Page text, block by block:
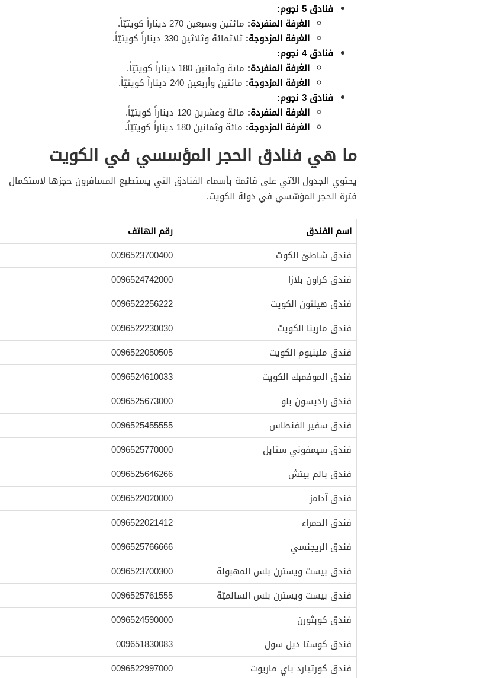
فنادق 5 نجوم:
الغرفة المنفردة: مائتين وسبعين 270 ديناراً كويتيّاً.
الغرفة المزدوجة: ثلاثمائة وثلاثين 330 ديناراً كويتيّاً.
فنادق 4 نجوم:
الغرفة المنفردة: مائة وثمانين 180 ديناراً كويتيّاً.
الغرفة المزدوجة: مائتين وأربعين 240 ديناراً كويتيّاً.
فنادق 3 نجوم:
الغرفة المنفردة: مائة وعشرين 120 ديناراً كويتيّاً.
الغرفة المزدوجة: مائة وثمانين 180 ديناراً كويتيّاً.
ما هي فنادق الحجر المؤسسي في الكويت
يحتوي الجدول الآتي على قائمة بأسماء الفنادق التي يستطيع المسافرون حجزها لاستكمال
فترة الحجر المؤسّسي في دولة الكويت.
اسم الفندق
رقم الهاتف
فندق شاطئ الكوت
0096523700400
فندق كراون بلازا
0096524742000
فندق هيلتون الكويت
0096522256222
فندق مارينا الكويت
0096522230030
فندق ملينيوم الكويت
0096522050505
فندق الموفمبك الكويت
0096524610033
فندق راديسون بلو
0096525673000
فندق سفير الفنطاس
0096525455555
فندق سيمفوني ستايل
0096525770000
فندق بالم بيتش
0096525646266
فندق آدامز
0096522020000
فندق الحمراء
0096522021412
فندق الريجنسي
0096525766666
فندق بيست ويسترن بلس المهبولة
0096523700300
فندق بيست ويسترن بلس السالميّة
0096525761555
فندق كوبثورن
0096524590000
فندق كوستا ديل سول
009651830083
فندق كورتيارد باي ماريوت
0096522997000